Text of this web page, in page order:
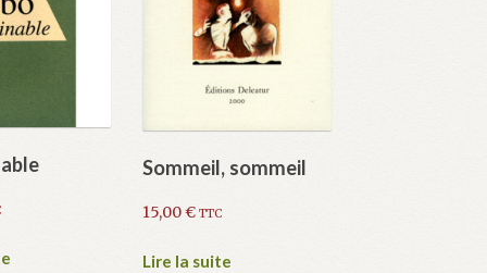
Sommeil, sommeil
15,00€ TTC
Lire la suite